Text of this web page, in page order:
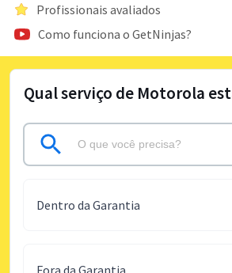
Profissionais avaliados
Como funciona o GetNinjas?
Qual serviço de Motorola
Dentro da Garantia
Fora da Garantia